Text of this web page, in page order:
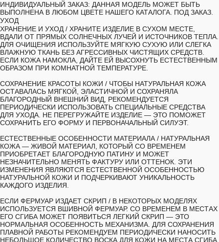
ИНДИВИДУАЛЬНЫЙ ЗАКАЗ: ДАННАЯ МОДЕЛЬ МОЖЕТ БЫТЬ
ВЫПОЛНЕНА В ЛЮБОМ ЦВЕТЕ НАШЕГО КАТАЛОГА. ПОД ЗАКАЗ.
УХОД
ХРАНЕНИЕ И УХОД / ХРАНИТЕ ИЗДЕЛИЕ В СУХОМ МЕСТЕ,
ВДАЛИ ОТ ПРЯМЫХ СОЛНЕЧНЫХ ЛУЧЕЙ И ИСТОЧНИКОВ ТЕПЛА.
ДЛЯ ОЧИЩЕНИЯ ИСПОЛЬЗУЙТЕ МЯГКУЮ СУХУЮ ИЛИ СЛЕГКА
ВЛАЖНУЮ ТКАНЬ БЕЗ АГРЕССИВНЫХ ЧИСТЯЩИХ СРЕДСТВ.
ЕСЛИ КОЖА НАМОКЛА, ДАЙТЕ ЕЙ ВЫСОХНУТЬ ЕСТЕСТВЕННЫМ
ОБРАЗОМ ПРИ КОМНАТНОЙ ТЕМПЕРАТУРЕ.
СОХРАНЕНИЕ КРАСОТЫ КОЖИ / ЧТОБЫ НАТУРАЛЬНАЯ КОЖА
ОСТАВАЛАСЬ МЯГКОЙ, ЭЛАСТИЧНОЙ И СОХРАНЯЛА
БЛАГОРОДНЫЙ ВНЕШНИЙ ВИД, РЕКОМЕНДУЕТСЯ
ПЕРИОДИЧЕСКИ ИСПОЛЬЗОВАТЬ СПЕЦИАЛЬНЫЕ СРЕДСТВА
ДЛЯ УХОДА. НЕ ПЕРЕГРУЖАЙТЕ ИЗДЕЛИЕ — ЭТО ПОМОЖЕТ
СОХРАНИТЬ ЕГО ФОРМУ И ПЕРВОНАЧАЛЬНЫЙ СИЛУЭТ.
ЕСТЕСТВЕННЫЕ ОСОБЕННОСТИ МАТЕРИАЛА / НАТУРАЛЬНАЯ
КОЖА — ЖИВОЙ МАТЕРИАЛ, КОТОРЫЙ СО ВРЕМЕНЕМ
ПРИОБРЕТАЕТ БЛАГОРОДНУЮ ПАТИНУ И МОЖЕТ
НЕЗНАЧИТЕЛЬНО МЕНЯТЬ ФАКТУРУ ИЛИ ОТТЕНОК. ЭТИ
ИЗМЕНЕНИЯ ЯВЛЯЮТСЯ ЕСТЕСТВЕННОЙ ОСОБЕННОСТЬЮ
НАТУРАЛЬНОЙ КОЖИ И ПОДЧЕРКИВАЮТ УНИКАЛЬНОСТЬ
КАЖДОГО ИЗДЕЛИЯ.
ЕСЛИ ФЕРМУАР ИЗДАЕТ СКРИП / В НЕКОТОРЫХ МОДЕЛЯХ
ИСПОЛЬЗУЕТСЯ ВШИВНОЙ ФЕРМУАР. СО ВРЕМЕНЕМ В МЕСТАХ
ЕГО СГИБА МОЖЕТ ПОЯВИТЬСЯ ЛЕГКИЙ СКРИП — ЭТО
НОРМАЛЬНАЯ ОСОБЕННОСТЬ МЕХАНИЗМА. ДЛЯ СОХРАНЕНИЯ
ПЛАВНОЙ РАБОТЫ РЕКОМЕНДУЕМ ПЕРИОДИЧЕСКИ НАНОСИТЬ
НЕБОЛЬШОЕ КОЛИЧЕСТВО ВОСКА ДЛЯ КОЖИ НА МЕСТА СГИБА